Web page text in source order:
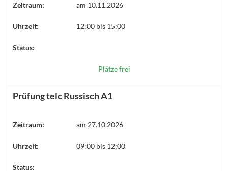
Zeitraum: am 10.11.2026
Uhrzeit: 12:00 bis 15:00
Status:
Plätze frei
Prüfung telc Russisch A1
Zeitraum: am 27.10.2026
Uhrzeit: 09:00 bis 12:00
Status: